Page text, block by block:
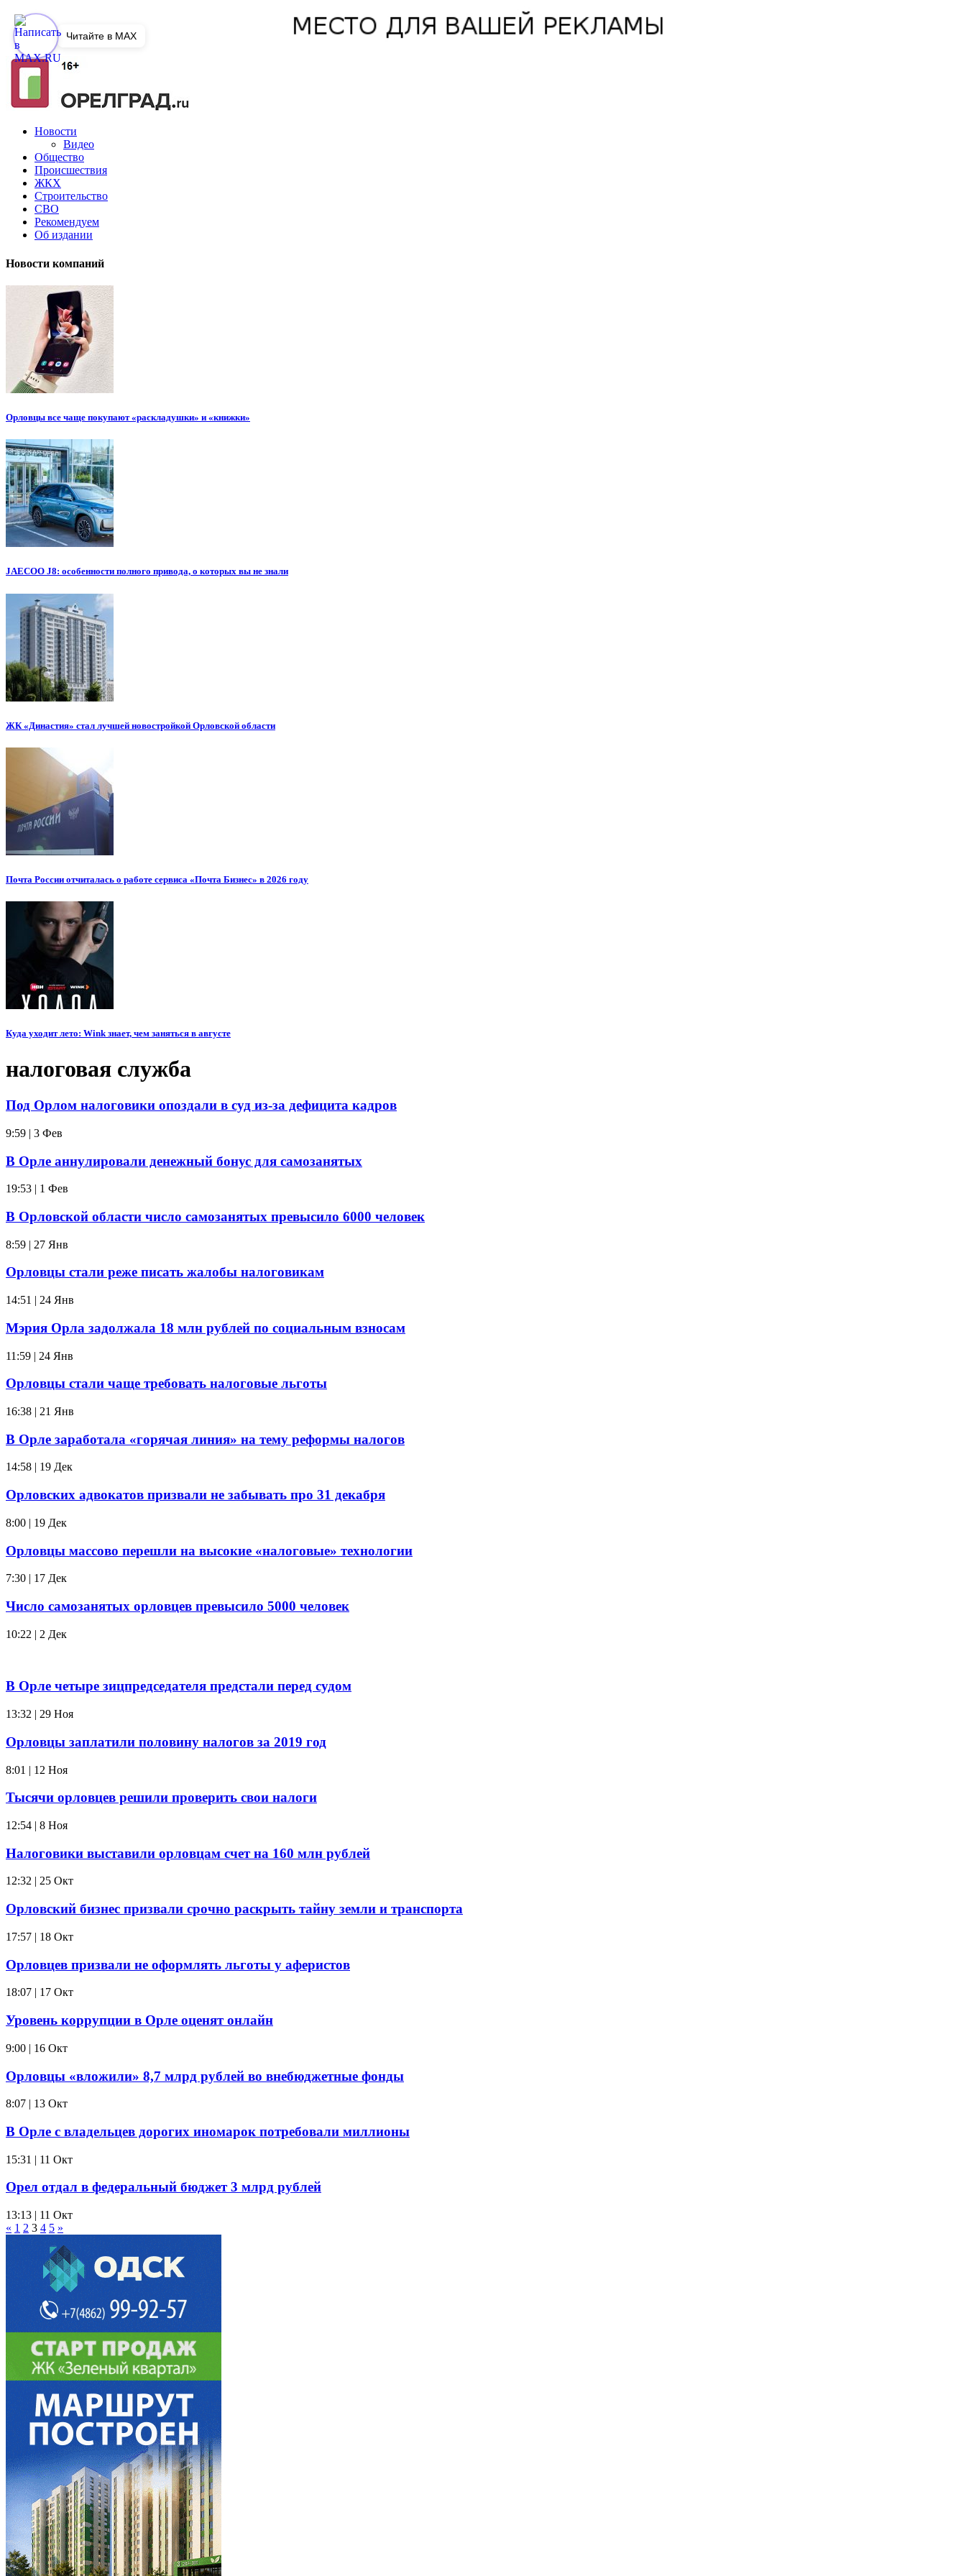
Новости
Видео
Общество
Происшествия
ЖКХ
Строительство
СВО
Рекомендуем
Об издании
Новости компаний
Орловцы все чаще покупают «раскладушки» и «книжки»
JAECOO J8: особенности полного привода, о которых вы не знали
ЖК «Династия» стал лучшей новостройкой Орловской области
Почта России отчиталась о работе сервиса «Почта Бизнес» в 2026 году
Куда уходит лето: Wink знает, чем заняться в августе
налоговая служба
Под Орлом налоговики опоздали в суд из-за дефицита кадров
9:59 | 3 Фев
В Орле аннулировали денежный бонус для самозанятых
19:53 | 1 Фев
В Орловской области число самозанятых превысило 6000 человек
8:59 | 27 Янв
Орловцы стали реже писать жалобы налоговикам
14:51 | 24 Янв
Мэрия Орла задолжала 18 млн рублей по социальным взносам
11:59 | 24 Янв
Орловцы стали чаще требовать налоговые льготы
16:38 | 21 Янв
В Орле заработала «горячая линия» на тему реформы налогов
14:58 | 19 Дек
Орловских адвокатов призвали не забывать про 31 декабря
8:00 | 19 Дек
Орловцы массово перешли на высокие «налоговые» технологии
7:30 | 17 Дек
Число самозанятых орловцев превысило 5000 человек
10:22 | 2 Дек
В Орле четыре зицпредседателя предстали перед судом
13:32 | 29 Ноя
Орловцы заплатили половину налогов за 2019 год
8:01 | 12 Ноя
Тысячи орловцев решили проверить свои налоги
12:54 | 8 Ноя
Налоговики выставили орловцам счет на 160 млн рублей
12:32 | 25 Окт
Орловский бизнес призвали срочно раскрыть тайну земли и транспорта
17:57 | 18 Окт
Орловцев призвали не оформлять льготы у аферистов
18:07 | 17 Окт
Уровень коррупции в Орле оценят онлайн
9:00 | 16 Окт
Орловцы «вложили» 8,7 млрд рублей во внебюджетные фонды
8:07 | 13 Окт
В Орле с владельцев дорогих иномарок потребовали миллионы
15:31 | 11 Окт
Орел отдал в федеральный бюджет 3 млрд рублей
13:13 | 11 Окт
« 1 2 3 4 5 »
Читайте в MAX